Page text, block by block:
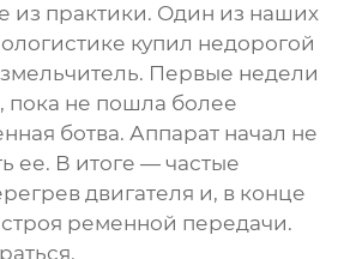
из практики. Один из наших
купил недорогой
Первые недели
пока не пошла более
ботва. Аппарат начал не
ее. В итоге — частые
двигателя и, в конце
ременной передачи.